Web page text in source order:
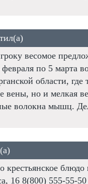
весомое
по 5 марта
области, где
вены, но и мелкая
волокна мышц.
блюдо
16 8(800) 555-55-50